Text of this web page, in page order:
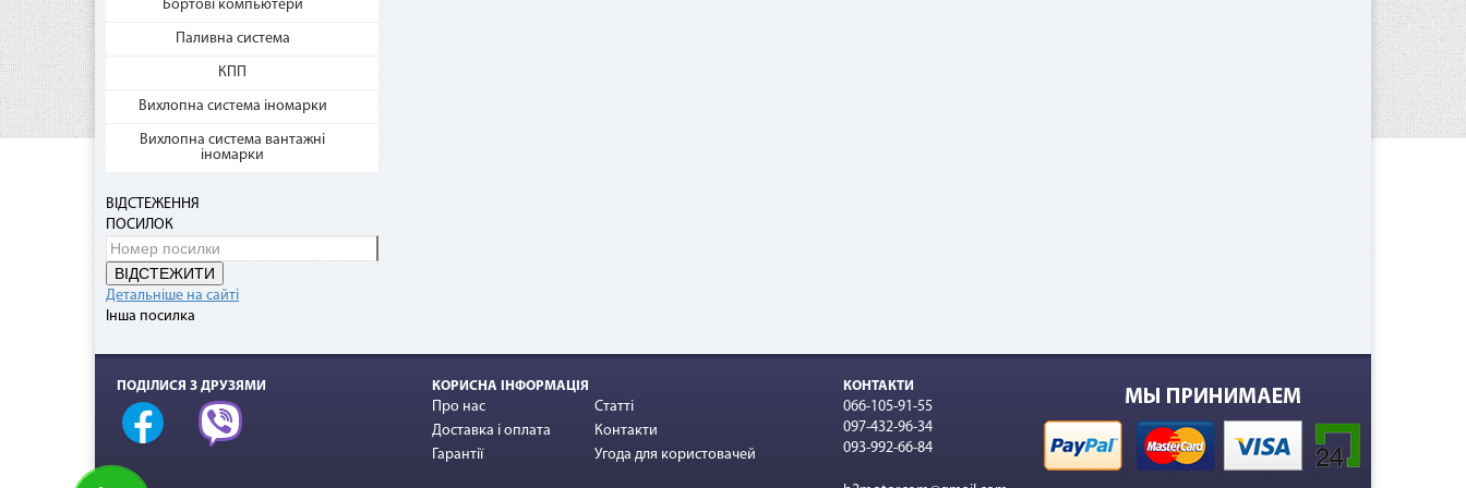
Бортові компьютери
Паливна система
КПП
Вихлопна система іномарки
Вихлопна система вантажні
іномарки
ВІДСТЕЖЕННЯ
ПОСИЛОК
ВІДСТЕЖИТИ
Детальніше на сайті
Інша посилка
ПОДІЛИСЯ З ДРУЗЯМИ КОРИСНА ІНФОРМАЦІЯ
Про нас
Доставка і оплата
Гарантії
Статті
Контакти
Угода для користовачей
КОНТАКТИ
066-105-91-55
097-432-96-34
093-992-66-84